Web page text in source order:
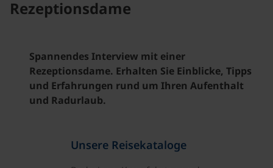
Rezeptionsdame
Spannendes Interview mit einer
Rezeptionsdame. Erhalten Sie Einblicke, Tipps
und Erfahrungen rund um Ihren Aufenthalt
und Radurlaub.
Unsere Reisekataloge